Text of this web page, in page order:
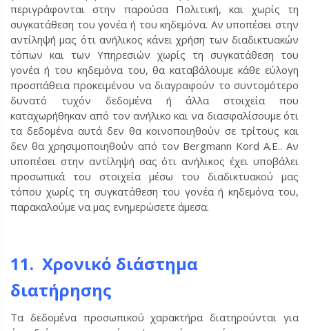
περιγράφονται στην παρούσα Πολιτική, και χωρίς τη
συγκατάθεση του γονέα ή του κηδεμόνα. Αν υποπέσει στην
αντίληψή μας ότι ανήλικος κάνει χρήση των διαδικτυακών
τόπων και των Υπηρεσιών χωρίς τη συγκατάθεση του
γονέα ή του κηδεμόνα του, θα καταβάλουμε κάθε εύλογη
προσπάθεια προκειμένου να διαγραφούν το συντομότερο
δυνατό τυχόν δεδομένα ή άλλα στοιχεία που
καταχωρήθηκαν από τον ανήλικο και να διασφαλίσουμε ότι
τα δεδομένα αυτά δεν θα κοινοποιηθούν σε τρίτους και
δεν θα χρησιμοποιηθούν από τον Bergmann Kord Α.Ε.. Αν
υποπέσει στην αντίληψή σας ότι ανήλικος έχει υποβάλει
προσωπικά του στοιχεία μέσω του διαδικτυακού μας
τόπου χωρίς τη συγκατάθεση του γονέα ή κηδεμόνα του,
παρακαλούμε να μας ενημερώσετε άμεσα.
11. Χρονικό διάστημα
διατήρησης
Τα δεδομένα προσωπικού χαρακτήρα διατηρούνται για